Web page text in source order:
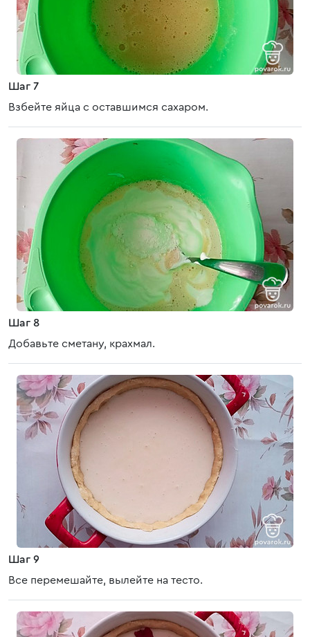
Шаг 7
Взбейте яйца с оставшимся сахаром.
Шаг 8
Добавьте сметану, крахмал.
Шаг 9
Все перемешайте, вылейте на тесто.